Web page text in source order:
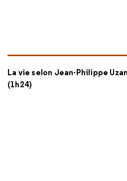
La vie selon Jean-Philippe
(1h24)